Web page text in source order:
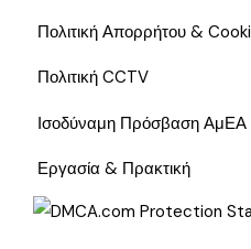
Πολιτική Απορρήτου &
Πολιτική CCTV
Ισοδύναμη Πρόσβαση ΑμΕΑ
Εργασία & Πρακτική